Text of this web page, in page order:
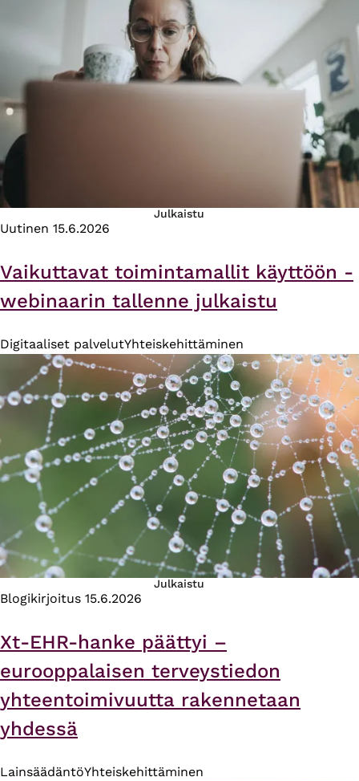
Julkaistu
Uutinen 15.6.2026
Vaikuttavat toimintamallit käyttöön -
webinaarin tallenne julkaistu
Digitaaliset palvelutYhteiskehittäminen
Julkaistu
Blogikirjoitus 15.6.2026
Xt-EHR-hanke päättyi –
eurooppalaisen terveystiedon
yhteentoimivuutta rakennetaan
yhdessä
LainsäädäntöYhteiskehittäminen